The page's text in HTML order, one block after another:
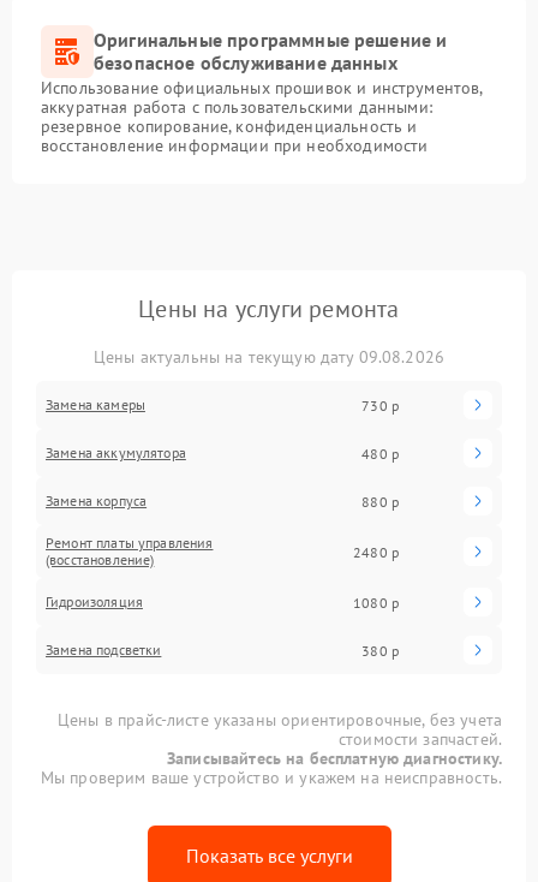
Оригинальные программные решение и
безопасное обслуживание данных
Использование официальных прошивок и инструментов,
аккуратная работа с пользовательскими данными:
резервное копирование, конфиденциальность и
восстановление информации при необходимости
Цены на услуги ремонта
Цены актуальны на текущую дату 09.08.2026
Замена камеры 730 р
Замена аккумулятора 480 р
Замена корпуса 880 р
Ремонт платы управления
(восстановление)
2480 р
Гидроизоляция 1080 р
Замена подсветки 380 р
Цены в прайс-листе указаны ориентировочные, без учета
стоимости запчастей.
Записывайтесь на бесплатную диагностику.
Мы проверим ваше устройство и укажем на неисправность.
Показать все услуги